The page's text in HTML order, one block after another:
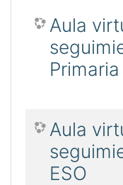
Aula
Primaria
Aula
ESO